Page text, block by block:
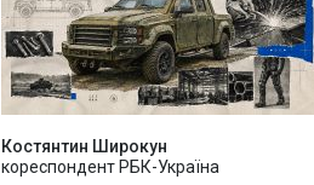
Костянтин Широкун
кореспондент РБК-Україна